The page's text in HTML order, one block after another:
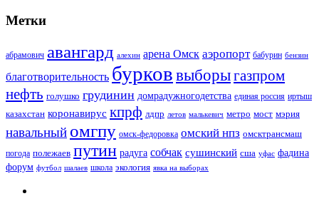
Метки
абрамович авангард алехин арена Омск аэропорт бабурин бензин
благотворительность бурков выборыгазпром
нефть голушко грудинин домрадужногодетства единая россия иртыш
казахстан коронавирус кпрф лдпр летов малькевич метро мост мэрия
навальный омгпу омск-федоровка омский нпз омсктрансмаш
погода полежаев путин радуга собчак сушинский сша уфас фадина
форум футбол шалаев школа экология явка на выборах